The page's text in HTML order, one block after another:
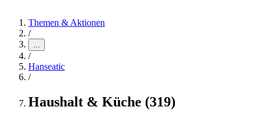
Themen & Aktionen
/
...
/
Hanseatic
/
Haushalt & Küche (319)